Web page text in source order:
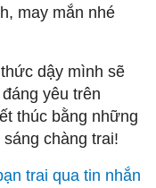
may mắn nhé
dậy mình sẽ
yêu trên
thúc bằng những
chàng trai!
trai qua tin nhắn